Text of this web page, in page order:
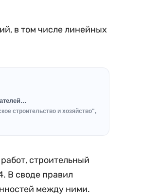
в том числе линейных
строительство и хозяйство",
строительный
В своде правил
между ними.